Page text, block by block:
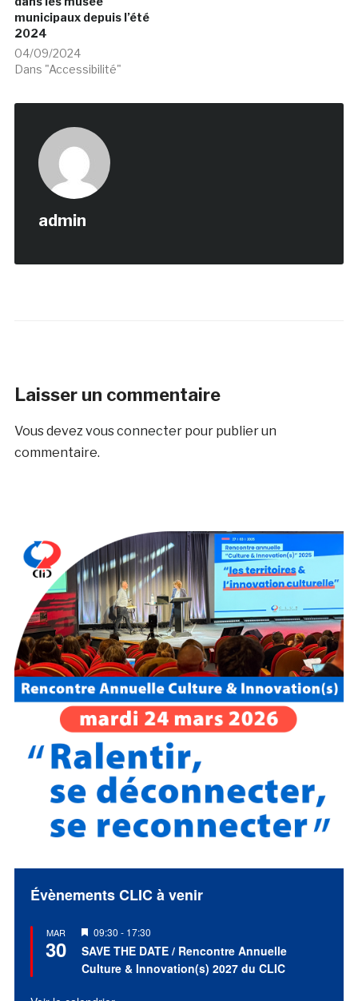
municipaux depuis l’été
2024
04/09/2024
Dans "Accessibilité"
admin
Laisser un commentaire
Vous devez vous connecterpour publier un
commentaire.
Évènements CLIC à venir
MAR
30
Mis
en
avant
09:30 - 17:30
SAVE THE DATE / Rencontre Annuelle
Culture & Innovation(s) 2027 du CLIC